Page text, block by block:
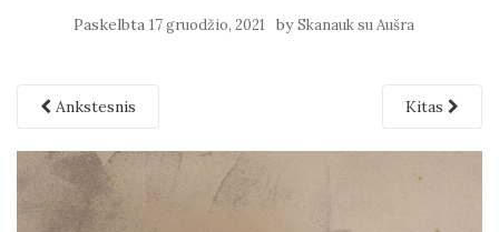
Paskelbta 17 gruodžio, 2021 bySkanauk su Aušra
Ankstesnis Kitas